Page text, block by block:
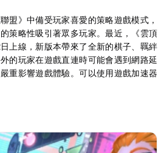
盟》中備受玩家喜愛的策略遊戲模式，
策略性吸引著眾多玩家。最近，《雲頂
上線，新版本帶來了全新的棋子、羈絆
的玩家在遊戲直連時可能會遇到網路延
重影響遊戲體驗。可以使用遊戲加速器